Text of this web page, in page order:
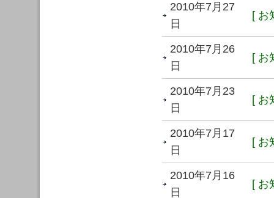
2010年7月27
日
[ お
2010年7月26
日
[ お
2010年7月23
日
[ お
2010年7月17
日
[ お
2010年7月16
日
[ お